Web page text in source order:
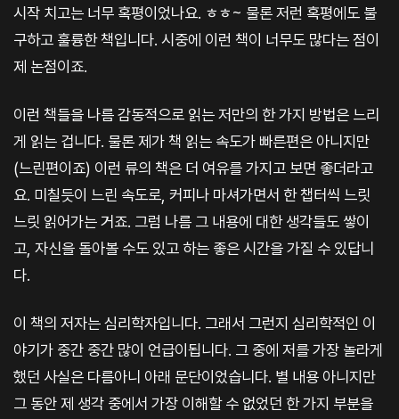
시작 치고는 너무 혹평이었나요. ㅎㅎ~ 물론 저런 혹평에도 불
구하고 훌륭한 책입니다. 시중에 이런 책이 너무도 많다는 점이
제 논점이죠.
이런 책들을 나름 감동적으로 읽는 저만의 한 가지 방법은 느리
게 읽는 겁니다. 물론 제가 책 읽는 속도가 빠른편은 아니지만
(느린편이죠) 이런 류의 책은 더 여유를 가지고 보면 좋더라고
요. 미칠듯이 느린 속도로, 커피나 마셔가면서 한 챕터씩 느릿
느릿 읽어가는 거죠. 그럼 나름 그 내용에 대한 생각들도 쌓이
고, 자신을 돌아볼 수도 있고 하는 좋은 시간을 가질 수 있답니
다.
이 책의 저자는 심리학자입니다. 그래서 그런지 심리학적인 이
야기가 중간 중간 많이 언급이됩니다. 그 중에 저를 가장 놀라게
했던 사실은 다름아니 아래 문단이었습니다. 별 내용 아니지만
그 동안 제 생각 중에서 가장 이해할 수 없었던 한 가지 부분을